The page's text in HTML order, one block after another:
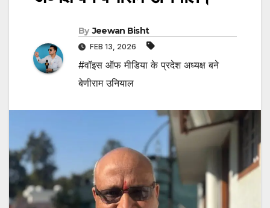
By Jeewan Bisht
FEB 13, 2026
#वॉइस ऑफ मीडिया के प्रदेश अध्यक्ष बने
बेणीराम उनियाल